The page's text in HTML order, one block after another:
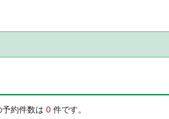
約件数は 0 件です。